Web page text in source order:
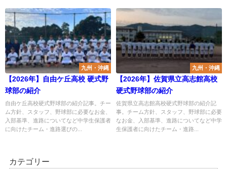
九州・沖縄
【2026年】自由ケ丘高校 硬式野
球部の紹介
自由ケ丘高校硬式野球部の紹介記事。チー
ム方針、スタッフ、野球部に必要なお金、
入部基準、進路についてなど中学生保護者
に向けたチーム・進路選びの...
九州・沖縄
【2026年】佐賀県立高志館高校
硬式野球部の紹介
佐賀県立高志館高校硬式野球部の紹介記
事。チーム方針、スタッフ、野球部に必要
なお金、入部基準、進路についてなど中学
生保護者に向けたチーム・進路...
カテゴリー